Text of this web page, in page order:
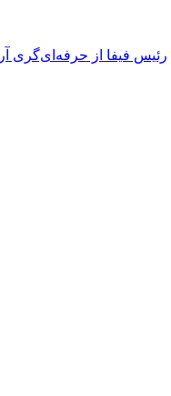
رئیس فیفا از حرفه‌ای‌گری